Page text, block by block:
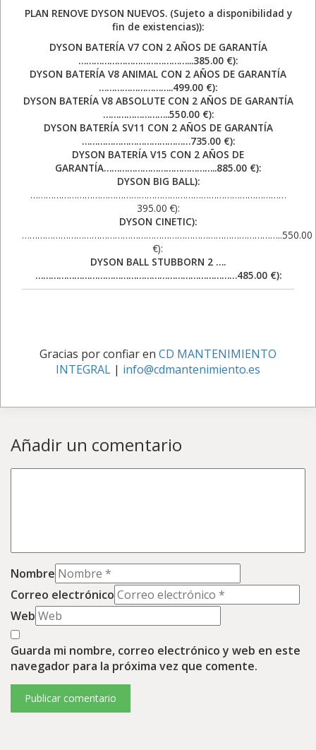
PLAN RENOVE DYSON NUEVOS. (Sujeto a disponibilidad y
fin de existencias)):
DYSON BATERÍA V7 CON 2 AÑOS DE GARANTÍA
……………………………………...385.00 €):
DYSON BATERÍA V8 ANIMAL CON 2 AÑOS DE GARANTÍA
………………………..499.00 €):
DYSON BATERÍA V8 ABSOLUTE CON 2 AÑOS DE GARANTÍA
……………………..550.00 €):
DYSON BATERÍA SV11 CON 2 AÑOS DE GARANTÍA
……………………………………735.00 €):
DYSON BATERÍA V15 CON 2 AÑOS DE
GARANTÍA……………………………………..885.00 €):
DYSON BIG BALL):
………………………………………………………………………………………
395.00 €):
DYSON CINETIC):
………………………………………………………………………………………..550.00
€):
DYSON BALL STUBBORN 2 ….
……………………………………………………………………485.00 €):
Gracias por confiar en CD MANTENIMIENTO
INTEGRAL | info@cdmantenimiento.es
Añadir un comentario
Nombre
Correo electrónico
Web
Guarda mi nombre, correo electrónico y web en este
navegador para la próxima vez que comente.